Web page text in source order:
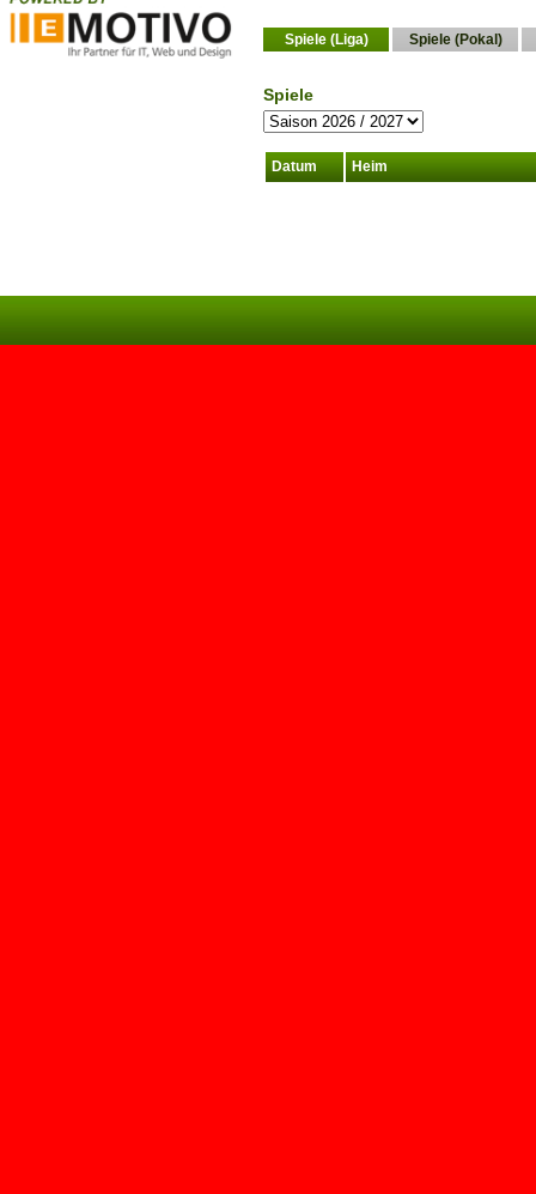
Spiele (Liga) Spiele (Pokal)
Spiele
Datum Heim